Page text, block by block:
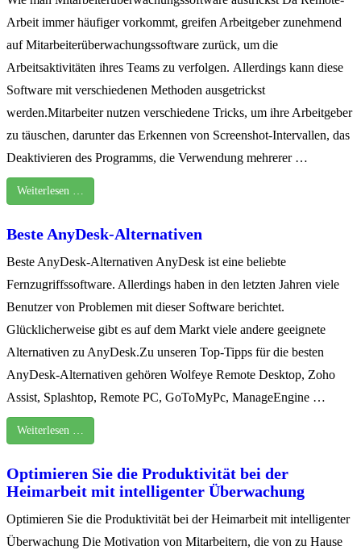
Arbeit immer häufiger vorkommt, greifen Arbeitgeber zunehmend
auf Mitarbeiterüberwachungssoftware zurück, um die
Arbeitsaktivitäten ihres Teams zu verfolgen. Allerdings kann diese
Software mit verschiedenen Methoden ausgetrickst
werden.Mitarbeiter nutzen verschiedene Tricks, um ihre Arbeitgeber
zu täuschen, darunter das Erkennen von Screenshot-Intervallen, das
Deaktivieren des Programms, die Verwendung mehrerer …
Weiterlesen …
Beste AnyDesk-Alternativen
Beste AnyDesk-Alternativen AnyDesk ist eine beliebte
Fernzugriffssoftware. Allerdings haben in den letzten Jahren viele
Benutzer von Problemen mit dieser Software berichtet.
Glücklicherweise gibt es auf dem Markt viele andere geeignete
Alternativen zu AnyDesk.Zu unseren Top-Tipps für die besten
AnyDesk-Alternativen gehören Wolfeye Remote Desktop, Zoho
Assist, Splashtop, Remote PC, GoToMyPc, ManageEngine …
Weiterlesen …
Optimieren Sie die Produktivität bei der
Heimarbeit mit intelligenter Überwachung
Optimieren Sie die Produktivität bei der Heimarbeit mit intelligenter
Überwachung Die Motivation von Mitarbeitern, die von zu Hause